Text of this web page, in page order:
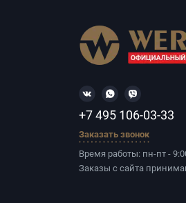
+7 495 106-03-33
Заказать звонок
Время работы: пн-пт -
Заказы с сайта